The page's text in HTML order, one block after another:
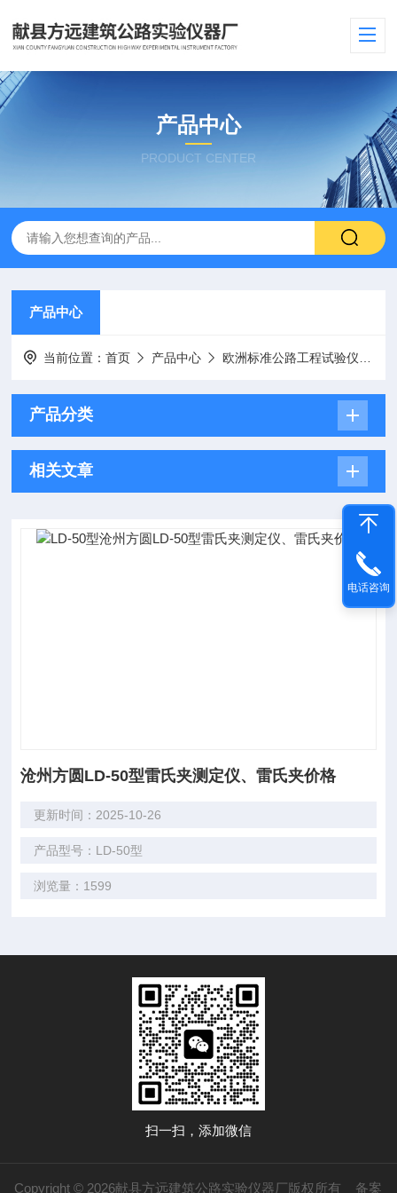
产品中心
PRODUCT CENTER
产品中心
当前位置：首页 产品中心 欧洲标准公路工程试验仪器
产品分类
相关文章
沧州方圆LD-50型雷氏夹测定仪、雷氏夹价格
更新时间：2025-10-26
产品型号：LD-50型
浏览量：1599
扫一扫，添加微信
Copyright © 2026献县方远建筑公路实验仪器厂版权所有 备案
电话咨询